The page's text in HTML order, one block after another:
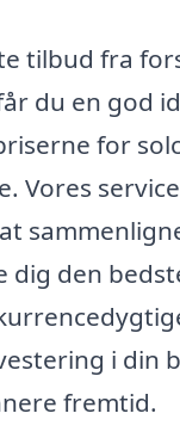
tilbud fra
du en god
for
Vores
dig den
i din
fremtid.